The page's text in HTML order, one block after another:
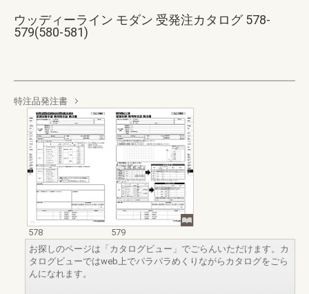
ウッディーライン モダン 受発注カタログ 578-
579(580-581)
特注品発注書
578
579
お探しのページは「カタログビュー」でごらんいただけます。カ
タログビューではweb上でパラパラめくりながらカタログをごら
んになれます。